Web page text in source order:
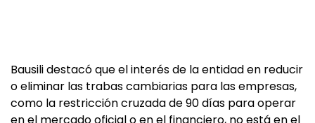
Bausili destacó que el interés de la entidad en reducir
o eliminar las trabas cambiarias para las empresas,
como la restricción cruzada de 90 días para operar